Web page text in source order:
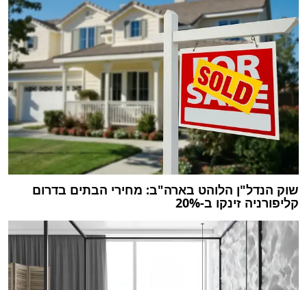
שוק הנדל"ן הלוהט בארה"ב: מחירי הבתים בדרום
קליפורניה זינקו ב-20%